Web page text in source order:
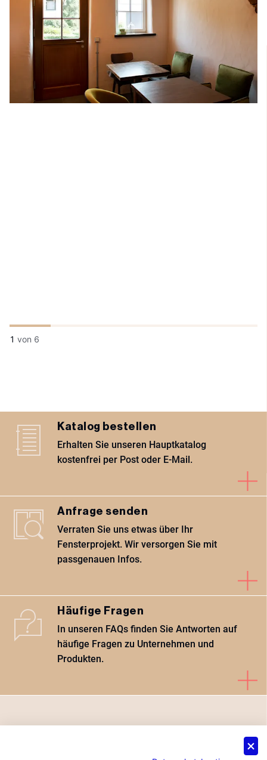
1 von 6
Katalog bestellen
Erhalten Sie unseren Hauptkatalog
kostenfrei per Post oder E-Mail.
Anfrage senden
Verraten Sie uns etwas über Ihr
Fensterprojekt. Wir versorgen Sie mit
passgenauen Infos.
Häufige Fragen
In unseren FAQs finden Sie Antworten auf
häufige Fragen zu Unternehmen und
Produkten.